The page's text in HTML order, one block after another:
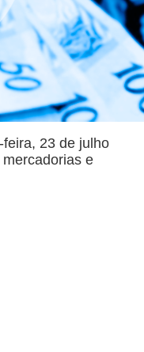
23 de julho
e